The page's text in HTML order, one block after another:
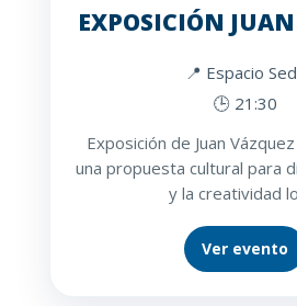
EXPOSICIÓN
📍 Espacio
🕒 21:30
Exposición de Juan
una propuesta cultural para
y la creatividad
Ver evento